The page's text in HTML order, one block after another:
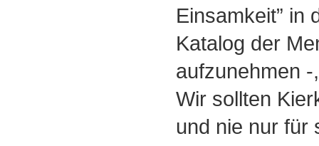
Einsamkeit” in
Katalog der
aufzunehmen
Wir sollten
und nie nur für